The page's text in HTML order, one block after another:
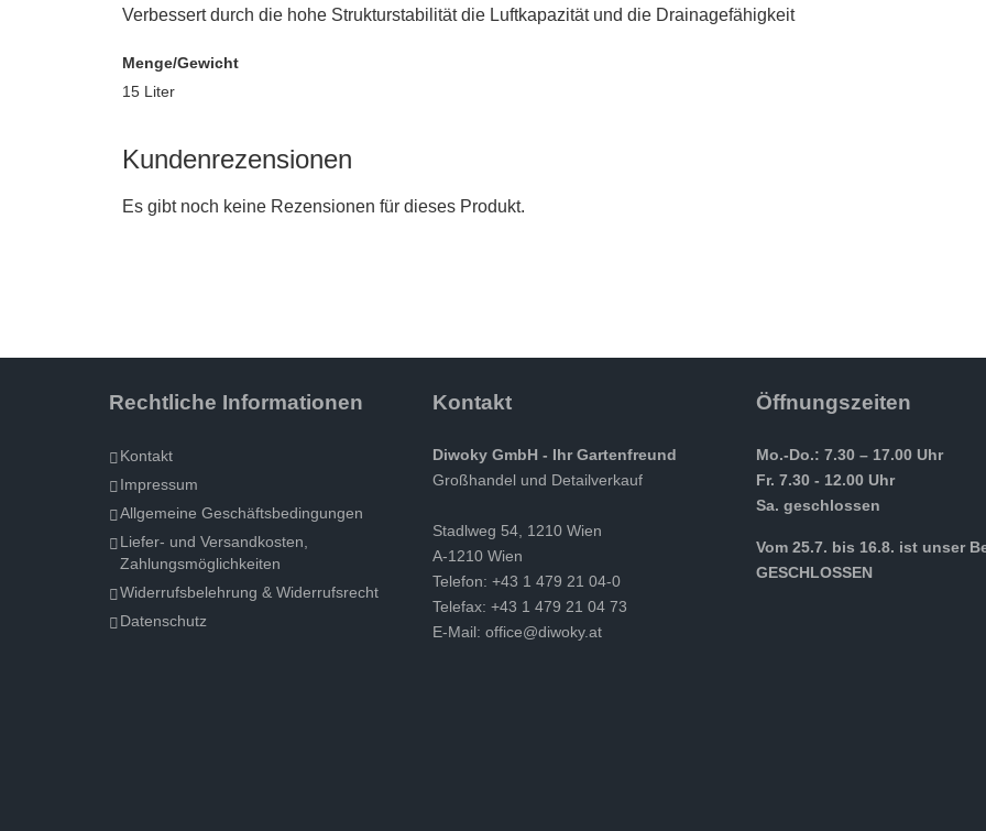
Verbessert durch die hohe Strukturstabilität die Luftkapazität und die Drainagefähigkeit
Menge/Gewicht
15 Liter
Kundenrezensionen
Es gibt noch keine Rezensionen für dieses Produkt.
Rechtliche Informationen
Kontakt
Impressum
Allgemeine Geschäftsbedingungen
Liefer- und Versandkosten,
Zahlungsmöglichkeiten
Widerrufsbelehrung & Widerrufsrecht
Datenschutz
Kontakt
Diwoky GmbH - Ihr Gartenfreund
Großhandel und Detailverkauf
Stadlweg 54, 1210 Wien
A-1210 Wien
Telefon: +43 1 479 21 04-0
Telefax: +43 1 479 21 04 73
E-Mail: office@diwoky.at
Öffnungszeiten
Mo.-Do.: 7.30 – 17.00 Uhr
Fr. 7.30 - 12.00 Uhr
Sa. geschlossen
Vom 25.7. bis 16.8. ist unser
GESCHLOSSEN